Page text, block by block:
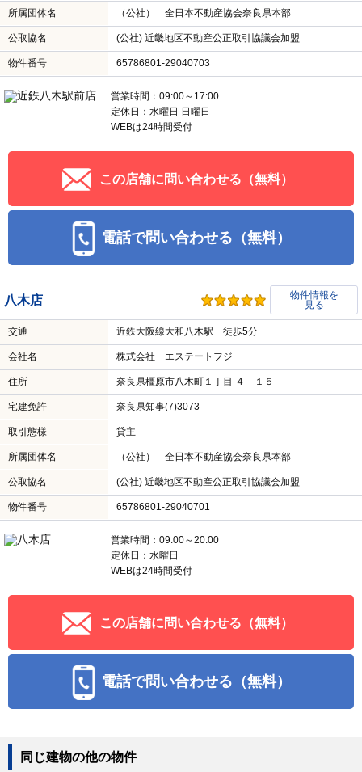
所属団体名 （公社） 全日本不動産協会奈良県本部
公取協名 (公社) 近畿地区不動産公正取引協議会加盟
物件番号 65786801-29040703
営業時間：09:00～17:00
定休日：水曜日 日曜日
WEBは24時間受付
この店舗に問い合わせる（無料）
電話で問い合わせる（無料）
八木店
物件情報を
見る
交通 近鉄大阪線大和八木駅 徒歩5分
会社名 株式会社 エステートフジ
住所 奈良県橿原市八木町１丁目 ４－１５
宅建免許 奈良県知事(7)3073
取引態様 貸主
所属団体名 （公社） 全日本不動産協会奈良県本部
公取協名 (公社) 近畿地区不動産公正取引協議会加盟
物件番号 65786801-29040701
営業時間：09:00～20:00
定休日：水曜日
WEBは24時間受付
この店舗に問い合わせる（無料）
電話で問い合わせる（無料）
同じ建物の他の物件